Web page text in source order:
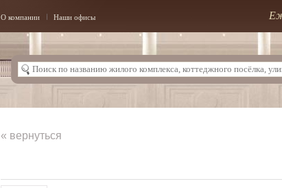
О компании Наши офисы
« вернуться